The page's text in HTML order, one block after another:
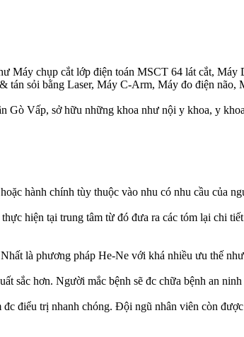
Máy chụp cắt lớp điện toán MSCT 64 lát cắt,
sỏi bằng Laser, Máy C-Arm, Máy đo điện não,
Gò Vấp, sở hữu những khoa như nội y khoa, y
hành chính tùy thuộc vào nhu có nhu cầu của
hiện tại trung tâm từ đó đưa ra các tóm lại chi
là phương pháp He-Ne với khá nhiều ưu thế
sắc hơn. Người mắc bệnh sẽ đc chữa bệnh an
điểu trị nhanh chóng. Đội ngũ nhân viên còn